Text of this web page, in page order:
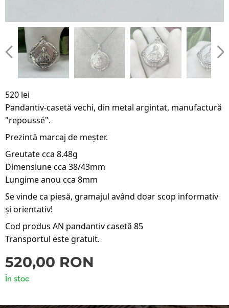
520 lei
Pandantiv-casetă vechi, din metal argintat, manufactură
"repoussé".
Prezintă marcaj de meșter.
Greutate cca 8.48g
Dimensiune cca 38/43mm
Lungime anou cca 8mm
Se vinde ca piesă, gramajul având doar scop informativ
și orientativ!
Cod produs AN pandantiv casetă 85
Transportul este gratuit.
520,00 RON
În stoc